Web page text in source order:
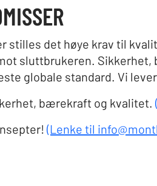
stilles det høye krav til
sluttbrukeren.
globale standard. Vi
bærekraft og kvalitet.
(Lenke til